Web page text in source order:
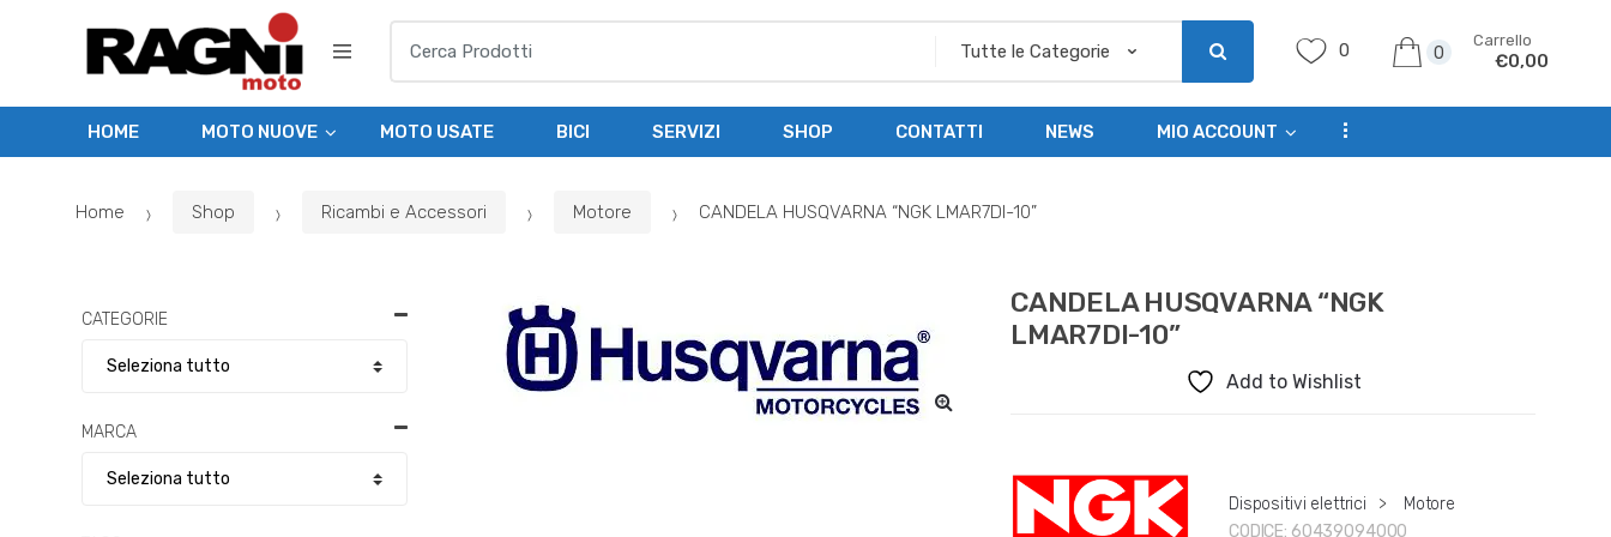
navigation
for:
0 0
Carrello
€0,00
HOME MOTO NUOVE MOTO USATE BICI SERVIZI SHOP CONTATTI NEWS MIO ACCOUNT ...
Home Shop Ricambi e Accessori Motore CANDELA HUSQVARNA “NGK LMAR7DI-10”
CANDELA HUSQVARNA “NGK
LMAR7DI-10”
Add to Wishlist
Dispositivi elettrici >
Motore
CODICE: 60439094000
CATEGORIE
MARCA